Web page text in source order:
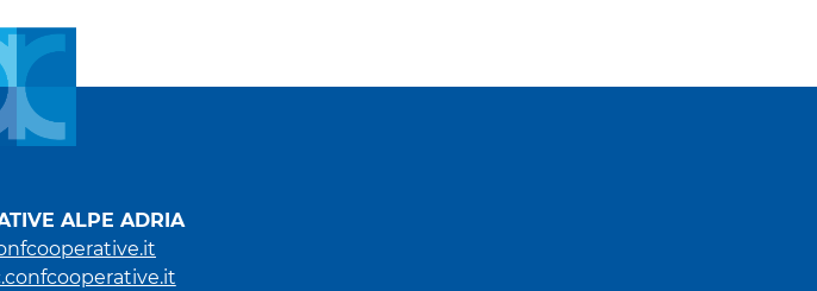
ALPE ADRIA